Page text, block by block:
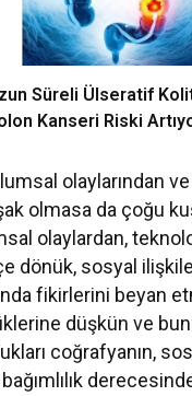
Süreli Ülseratif
Kanseri Riski
olaylarından
olmasa da çoğu
olaylardan,
dönük, sosyal
fikirlerini beyan
düşkün ve
coğrafyanın,